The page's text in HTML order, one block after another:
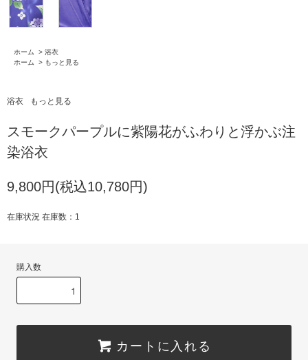
ホーム > 浴衣
ホーム
> もっと見る
浴衣 もっと見る
スモークパープルに紫陽花がふわりと浮かぶ注
染浴衣
9,800円(税込10,780円)
在庫状況 在庫数：1
購入数
カートに入れる